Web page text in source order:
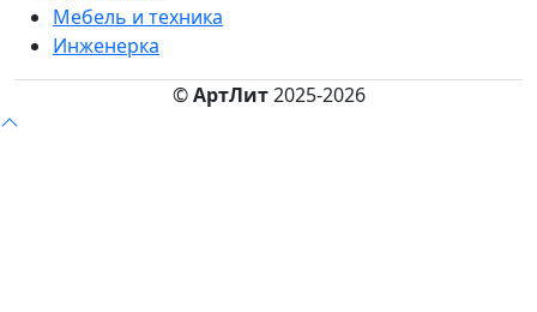
Мебель и техника
Инженерка
©АртЛит2025-2026